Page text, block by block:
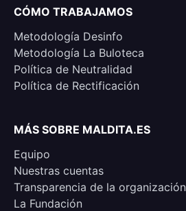
CÓMO TRABAJAMOS
Metodología Desinfo
Metodología La Buloteca
Política de Neutralidad
Política de Rectificación
MÁS SOBRE MALDITA.ES
Equipo
Nuestras cuentas
Transparencia de la organización
La Fundación